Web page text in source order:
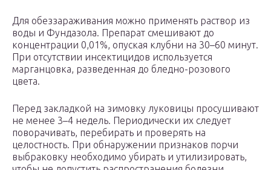
Для обеззараживания можно применять раствор из
воды и Фундазола. Препарат смешивают до
концентрации 0,01%, опуская клубни на 30–60 минут.
При отсутствии инсектицидов используется
марганцовка, разведенная до бледно-розового
цвета.
Перед закладкой на зимовку луковицы просушивают
не менее 3–4 недель. Периодически их следует
поворачивать, перебирать и проверять на
целостность. При обнаружении признаков порчи
выбраковку необходимо убирать и утилизировать,